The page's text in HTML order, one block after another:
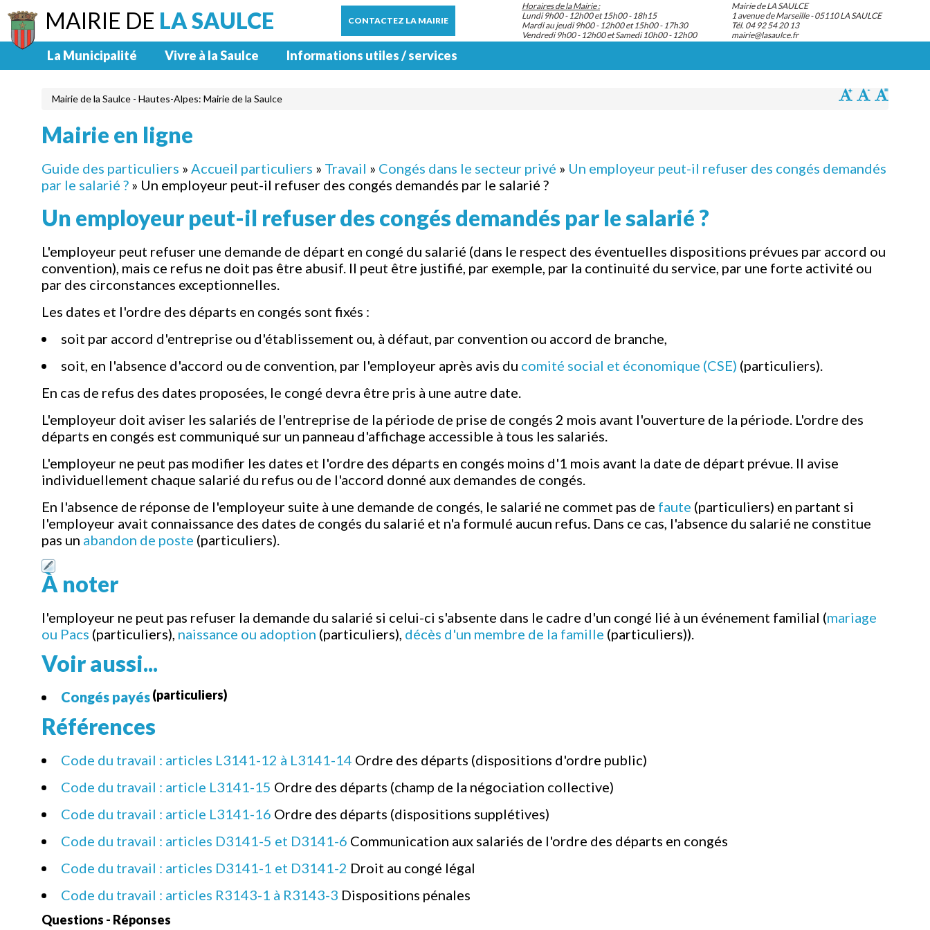
MAIRIE DE LA SAULCE CONTACTEZ LA MAIRIE
Horaires de la Mairie :
Lundi 9h00 - 12h00 et 15h00 - 18h15
Mardi au jeudi 9h00 - 12h00 et 15h00 - 17h30
Vendredi 9h00 - 12h00 et Samedi 10h00 - 12h00
Mairie de LA SAULCE
1 avenue de Marseille - 05110 LA SAULCE
Tél. 04 92 54 20 13
mairie@lasaulce.fr
La Municipalité Vivre à la Saulce Informations utiles / services
Mairie de la Saulce - Hautes-Alpes: Mairie de la Saulce
Mairie en ligne
Guide des particuliers » Accueil particuliers » Travail » Congés dans le secteur privé » Un employeur peut-il refuser des congés demandés
par le salarié ? » Un employeur peut-il refuser des congés demandés par le salarié ?
Un employeur peut-il refuser des congés demandés par le salarié ?
L'employeur peut refuser une demande de départ en congé du salarié (dans le respect des éventuelles dispositions prévues par accord ou
convention), mais ce refus ne doit pas être abusif. Il peut être justifié, par exemple, par la continuité du service, par une forte activité ou
par des circonstances exceptionnelles.
Les dates et l'ordre des départs en congés sont fixés :
soit par accord d'entreprise ou d'établissement ou, à défaut, par convention ou accord de branche,
soit, en l'absence d'accord ou de convention, par l'employeur après avis du comité social et économique (CSE) (particuliers).
En cas de refus des dates proposées, le congé devra être pris à une autre date.
L'employeur doit aviser les salariés de l'entreprise de la période de prise de congés 2 mois avant l'ouverture de la période. L'ordre des
départs en congés est communiqué sur un panneau d'affichage accessible à tous les salariés.
L'employeur ne peut pas modifier les dates et l'ordre des départs en congés moins d'1 mois avant la date de départ prévue. Il avise
individuellement chaque salarié du refus ou de l'accord donné aux demandes de congés.
En l'absence de réponse de l'employeur suite à une demande de congés, le salarié ne commet pas de faute (particuliers) en partant si
l'employeur avait connaissance des dates de congés du salarié et n'a formulé aucun refus. Dans ce cas, l'absence du salarié ne constitue
pas un abandon de poste (particuliers).
À noter
l'employeur ne peut pas refuser la demande du salarié si celui-ci s'absente dans le cadre d'un congé lié à un événement familial (mariage
ou Pacs (particuliers), naissance ou adoption (particuliers), décès d'un membre de la famille (particuliers)).
Voir aussi...
Congés payés(particuliers)
Références
Code du travail : articles L3141-12 à L3141-14 Ordre des départs (dispositions d'ordre public)
Code du travail : article L3141-15 Ordre des départs (champ de la négociation collective)
Code du travail : article L3141-16 Ordre des départs (dispositions supplétives)
Code du travail : articles D3141-5 et D3141-6 Communication aux salariés de l'ordre des départs en congés
Code du travail : articles D3141-1 et D3141-2 Droit au congé légal
Code du travail : articles R3143-1 à R3143-3 Dispositions pénales
Questions - Réponses